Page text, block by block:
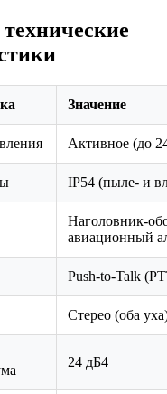
Значение
Активное (до
IP54 (пыле- и
Наголовник-
авиационный
Push-to-Talk
Стерео (оба
24 дБ4